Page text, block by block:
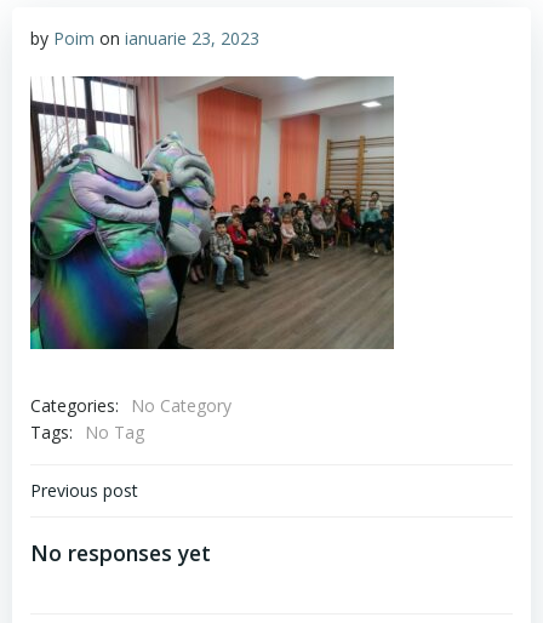
by Poim on ianuarie 23, 2023
Categories:
No Category
Tags:
No Tag
Navigare
articole
Previous post
No responses yet